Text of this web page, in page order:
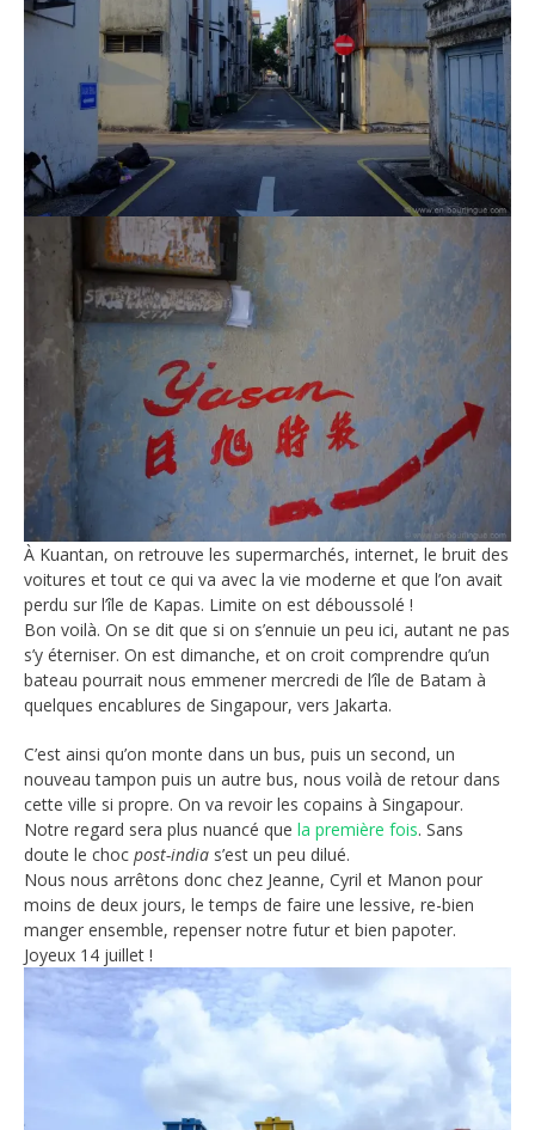
À Kuantan, on retrouve les supermarchés, internet, le bruit des
voitures et tout ce qui va avec la vie moderne et que l’on avait
perdu sur l’île de Kapas. Limite on est déboussolé !
Bon voilà. On se dit que si on s’ennuie un peu ici, autant ne pas
s’y éterniser. On est dimanche, et on croit comprendre qu’un
bateau pourrait nous emmener mercredi de l’île de Batam à
quelques encablures de Singapour, vers Jakarta.
C’est ainsi qu’on monte dans un bus, puis un second, un
nouveau tampon puis un autre bus, nous voilà de retour dans
cette ville si propre. On va revoir les copains à Singapour.
Notre regard sera plus nuancé que la première fois. Sans
doute le choc post-india s’est un peu dilué.
Nous nous arrêtons donc chez Jeanne, Cyril et Manon pour
moins de deux jours, le temps de faire une lessive, re-bien
manger ensemble, repenser notre futur et bien papoter.
Joyeux 14 juillet !